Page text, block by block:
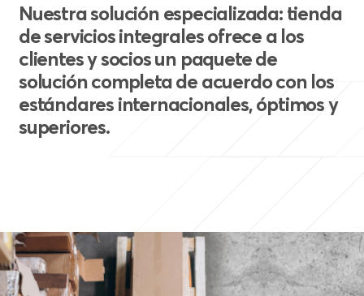
Nuestra solución especializada: tienda
de servicios integrales ofrece a los
clientes y socios un paquete de
solución completa de acuerdo con los
estándares internacionales, óptimos y
superiores.